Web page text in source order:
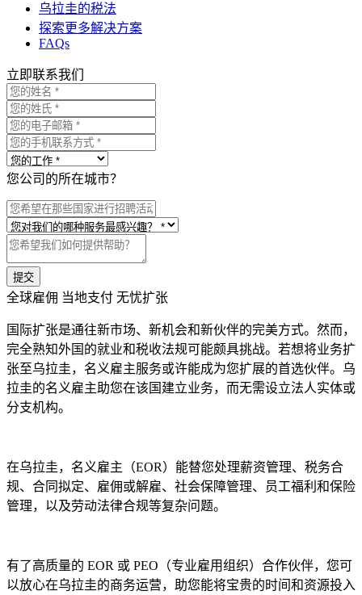
乌拉圭的税法
探索更多解决方案
FAQs
立即联系我们
您公司的所在城市？
提交
全球雇佣 当地支付 无忧扩张
国际扩张是通往新市场、新机会和新伙伴的完美方式。然而，
完全熟知外国的就业和税收法规可能颇具挑战。若想将业务扩
张至乌拉圭，名义雇主服务或许能成为您扩展的首选伙伴。乌
拉圭的名义雇主助您在该国建立业务，而无需设立法人实体或
分支机构。
在乌拉圭，名义雇主（EOR）能替您处理薪资管理、税务合
规、合同拟定、雇佣或解雇、社会保障管理、员工福利和保险
管理，以及劳动法律合规等复杂问题。
有了高质量的 EOR 或 PEO（专业雇用组织）合作伙伴，您可
以放心在乌拉圭的商务运营，助您能将宝贵的时间和资源投入